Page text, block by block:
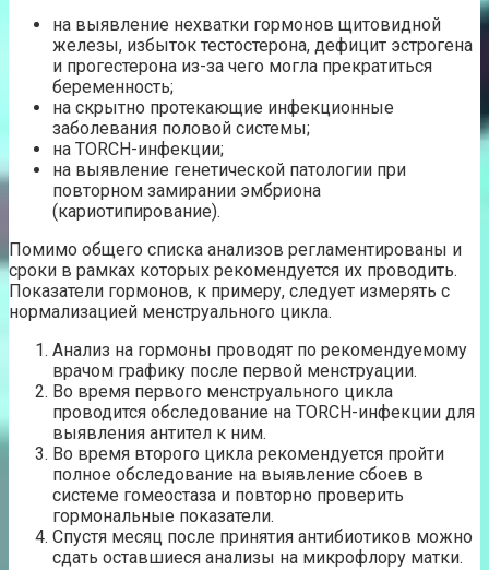
на выявление нехватки гормонов щитовидной
железы, избыток тестостерона, дефицит эстрогена
и прогестерона из-за чего могла прекратиться
беременность;
на скрытно протекающие инфекционные
заболевания половой системы;
на TORCH-инфекции;
на выявление генетической патологии при
повторном замирании эмбриона
(кариотипирование).
Помимо общего списка анализов регламентированы и
сроки в рамках которых рекомендуется их проводить.
Показатели гормонов, к примеру, следует измерять с
нормализацией менструального цикла.
Анализ на гормоны проводят по рекомендуемому
врачом графику после первой менструации.
Во время первого менструального цикла
проводится обследование на TORCH-инфекции для
выявления антител к ним.
Во время второго цикла рекомендуется пройти
полное обследование на выявление сбоев в
системе гомеостаза и повторно проверить
гормональные показатели.
Спустя месяц после принятия антибиотиков можно
сдать оставшиеся анализы на микрофлору матки.